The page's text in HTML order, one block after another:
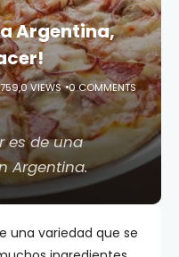
Argentina,
759,0 VIEWS 0 COMMENTS
es de una
Argentina.
una variedad que se